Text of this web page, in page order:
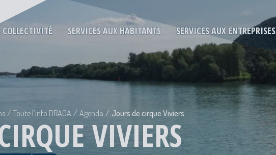
COLLECTIVITÉ SERVICES AUX HABITANTS SERVICES AUX ENTREPRISES
Toute l’info DRAGA Agenda Jours de cirque Viviers
VIVIERS